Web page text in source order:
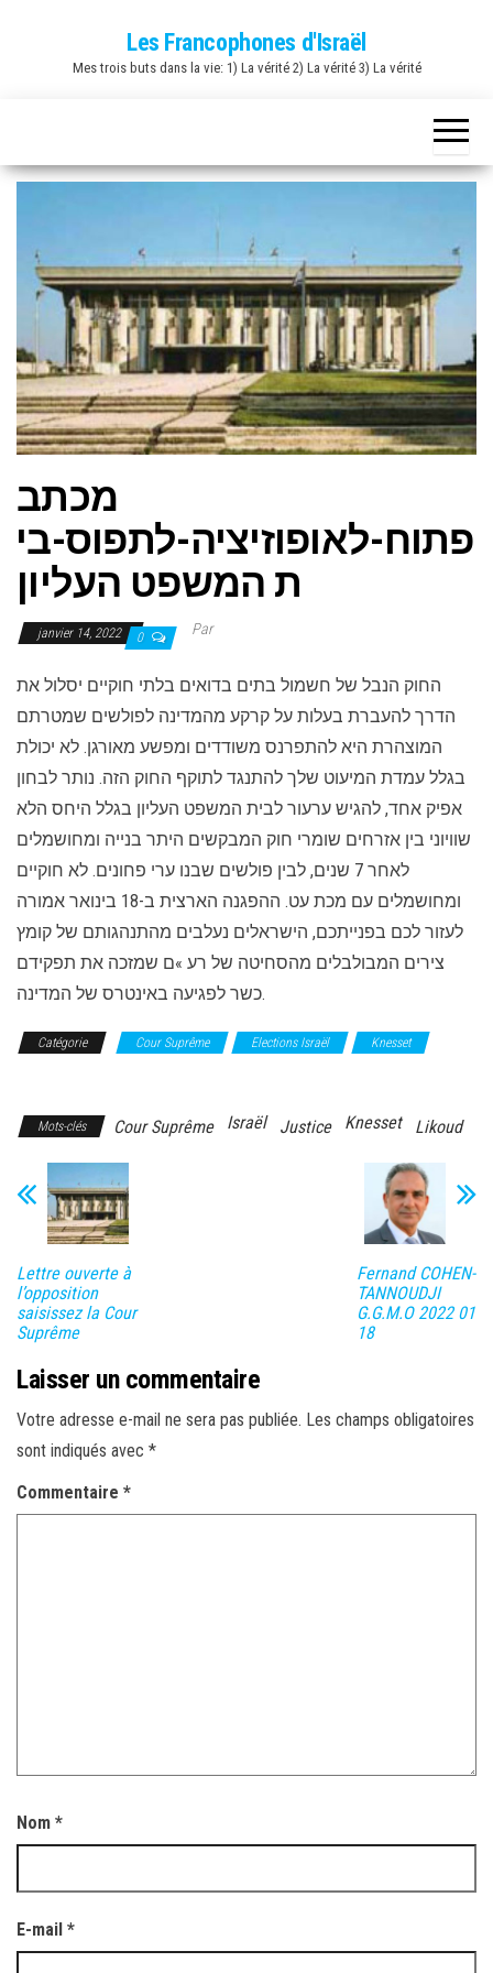
Les Francophones d'Israël
Mes trois buts dans la vie: 1) La vérité 2) La vérité 3) La vérité
מכתב
פתוח-לאופוזיציה-לתפוס-בי
ת המשפט העליון
janvier 14, 2022 0 Par
החוק הנבל של חשמול בתים בדואים בלתי חוקיים יסלול את
הדרך להעברת בעלות על קרקע מהמדינה לפולשים שמטרתם
המוצהרת היא להתפרנס משודדים ומפשע מאורגן. לא יכולת
בגלל עמדת המיעוט שלך להתנגד לתוקף החוק הזה. נותר לבחון
אפיק אחד, להגיש ערעור לבית המשפט העליון בגלל היחס הלא
שוויוני בין אזרחים שומרי חוק המבקשים היתר בנייה ומחושמלים
לאחר 7 שנים, לבין פולשים שבנו ערי פחונים. לא חוקיים
ומחושמלים עם מכת עט.
ההפגנה הארצית ב-18 בינואר אמורה
לעזור לכם בפנייתכם, הישראלים נעלבים מהתנהגותם של קומץ
צירים המבולבלים מהסחיטה של ​​רע »ם שמזכה את תפקידם
כשר לפגיעה באינטרס של המדינה.
Catégorie Cour Suprême Elections Israël
Knesset
Mots-clés Cour Suprême Israël Justice Knesset Likoud
Lettre ouverte à
l’opposition
saisissez la Cour
Suprême
Fernand COHEN-
TANNOUDJI
G.G.M.O 2022 01
18
Laisser un commentaire
Votre adresse e-mail ne sera pas publiée. Les champs obligatoires
sont indiqués avec *
Commentaire *
Nom *
E-mail *